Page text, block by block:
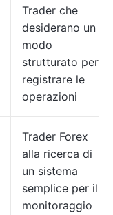
Trader che
desiderano un
modo
strutturato per
registrare le
operazioni
Trader Forex
alla ricerca di
un sistema
semplice per il
monitoraggio